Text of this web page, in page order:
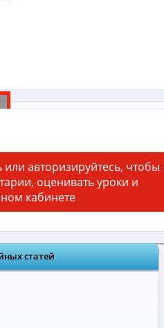
или авторизируйтесь, чтобы
оценивать уроки и
кабинете
статей